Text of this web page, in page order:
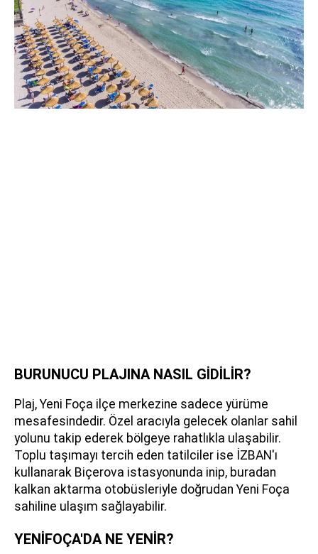
BURUNUCU PLAJINA NASIL GİDİLİR?
Plaj, Yeni Foça ilçe merkezine sadece yürüme
mesafesindedir. Özel aracıyla gelecek olanlar sahil
yolunu takip ederek bölgeye rahatlıkla ulaşabilir.
Toplu taşımayı tercih eden tatilciler ise İZBAN'ı
kullanarak Biçerova istasyonunda inip, buradan
kalkan aktarma otobüsleriyle doğrudan Yeni Foça
sahiline ulaşım sağlayabilir.
YENİFOÇA'DA NE YENİR?